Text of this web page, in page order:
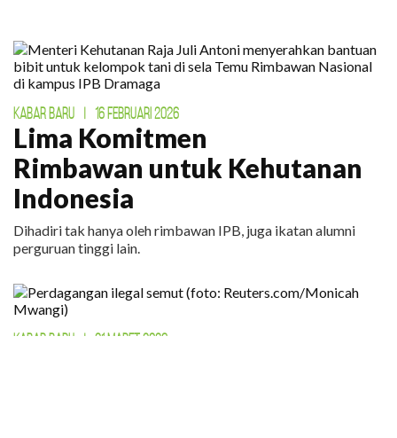
KABAR BARU 16 FEBRUARI 2026
Lima Komitmen
Rimbawan untuk Kehutanan
Indonesia
Dihadiri tak hanya oleh rimbawan IPB, juga ikatan alumni
perguruan tinggi lain.
KABAR BARU | 31 MARET 2026